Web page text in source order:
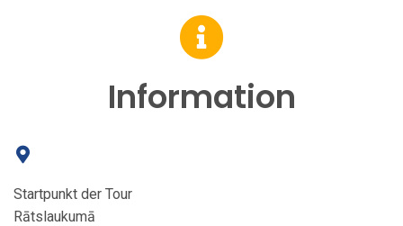
Information
Startpunkt der Tour
Rātslaukumā